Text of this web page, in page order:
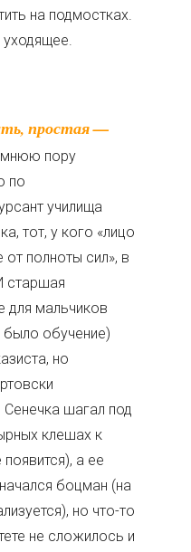
на подмостках.
уходящее.
пору
по
училища
тот, у кого «лицо
полноты сил», в
старшая
для мальчиков
обучение)
но
шагал под
клешах к
а ее
боцман (на
но что-то
не сложилось и